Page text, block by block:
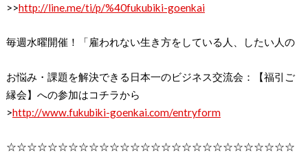
>>http://line.me/ti/p/%40fukubiki-goenkai
毎週水曜開催！「雇われない生き方をしている人、したい人の
お悩み・課題を解決できる日本一のビジネス交流会：【福引ご
縁会】への参加はコチラから
>http://www.fukubiki-goenkai.com/entryform
☆☆☆☆☆☆☆☆☆☆☆☆☆☆☆☆☆☆☆☆☆☆☆☆☆☆☆☆